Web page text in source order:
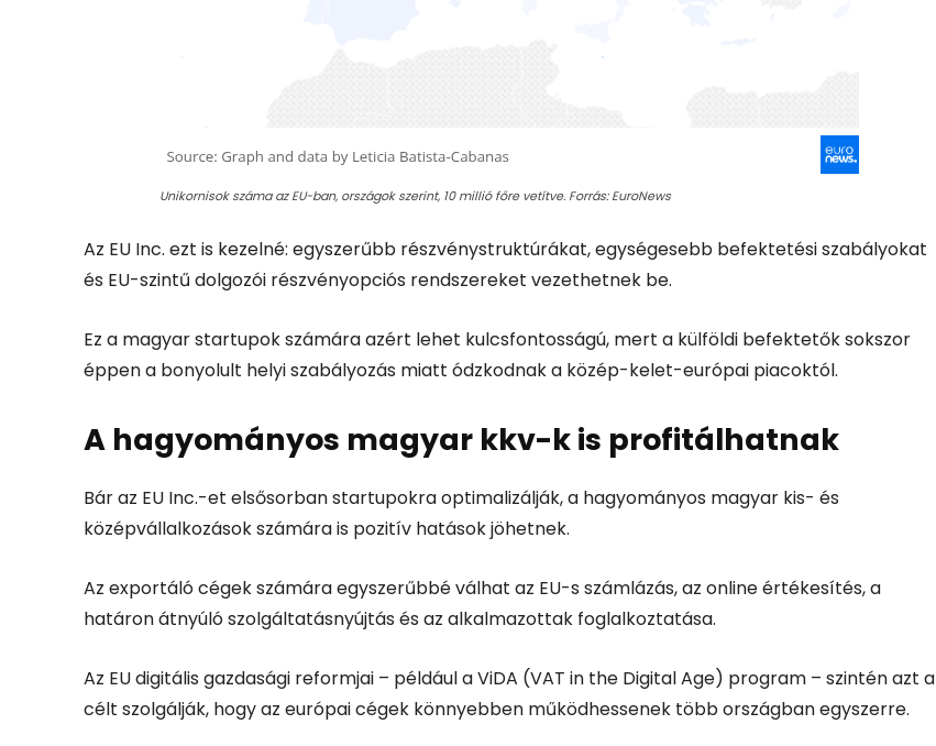
Unikornisok száma az EU-ban, országok szerint, 10 millió főre vetítve. Forrás: EuroNews
Az EU Inc. ezt is kezelné: egyszerűbb részvénystruktúrákat, egységesebb befektetési szabályokat
és EU-szintű dolgozói részvényopciós rendszereket vezethetnek be.
Ez a magyar startupok számára azért lehet kulcsfontosságú, mert a külföldi befektetők sokszor
éppen a bonyolult helyi szabályozás miatt ódzkodnak a közép-kelet-európai piacoktól.
A hagyományos magyar kkv-k is profitálhatnak
Bár az EU Inc.-et elsősorban startupokra optimalizálják, a hagyományos magyar kis- és
középvállalkozások számára is pozitív hatások jöhetnek.
Az exportáló cégek számára egyszerűbbé válhat az EU-s számlázás, az online értékesítés, a
határon átnyúló szolgáltatásnyújtás és az alkalmazottak foglalkoztatása.
Az EU digitális gazdasági reformjai – például a ViDA (VAT in the Digital Age) program – szintén azt a
célt szolgálják, hogy az európai cégek könnyebben működhessenek több országban egyszerre.